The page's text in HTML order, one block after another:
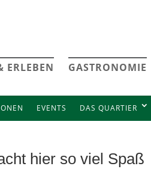
ERLEBEN GASTRONOMIE
EVENTS DAS QUARTIER
hier so viel Spaß